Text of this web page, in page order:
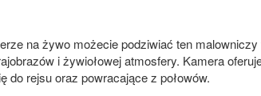
na żywo możecie podziwiać ten
i żywiołowej atmosfery. Kamera
do rejsu oraz powracające z połowów.